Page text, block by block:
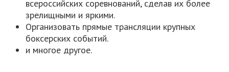
всероссийских соревнований, сделав их более
зрелищными и яркими.
Организовать прямые трансляции крупных
боксерских событий.
и многое другое.